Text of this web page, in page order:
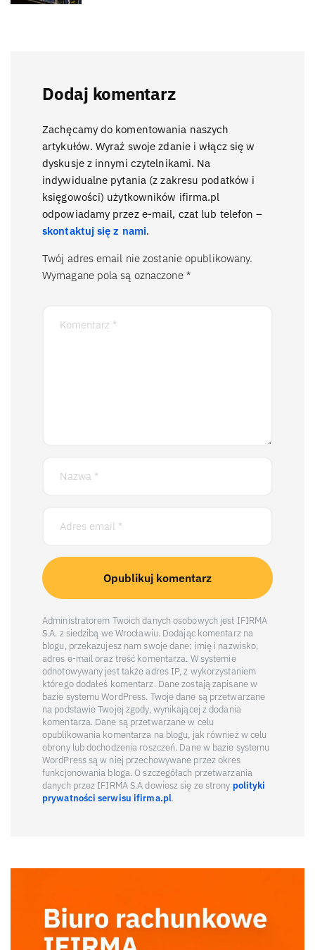
Dodaj komentarz
Zachęcamy do komentowania naszych
artykułów. Wyraź swoje zdanie i włącz się w
dyskusje z innymi czytelnikami. Na
indywidualne pytania (z zakresu podatków i
księgowości) użytkowników ifirma.pl
odpowiadamy przez e-mail, czat lub telefon –
skontaktuj się z nami.
Twój adres email nie zostanie opublikowany.
Wymagane pola są oznaczone *
Administratorem Twoich danych osobowych jest IFIRMA
S.A. z siedzibą we Wrocławiu. Dodając komentarz na
blogu, przekazujesz nam swoje dane: imię i nazwisko,
adres e-mail oraz treść komentarza. W systemie
odnotowywany jest także adres IP, z wykorzystaniem
którego dodałeś komentarz. Dane zostają zapisane w
bazie systemu WordPress. Twoje dane są przetwarzane
na podstawie Twojej zgody, wynikającej z dodania
komentarza. Dane są przetwarzane w celu
opublikowania komentarza na blogu, jak również w celu
obrony lub dochodzenia roszczeń. Dane w bazie systemu
WordPress są w niej przechowywane przez okres
funkcjonowania bloga. O szczegółach przetwarzania
danych przez IFIRMA S.A dowiesz się ze strony polityki
prywatności serwisu ifirma.pl.